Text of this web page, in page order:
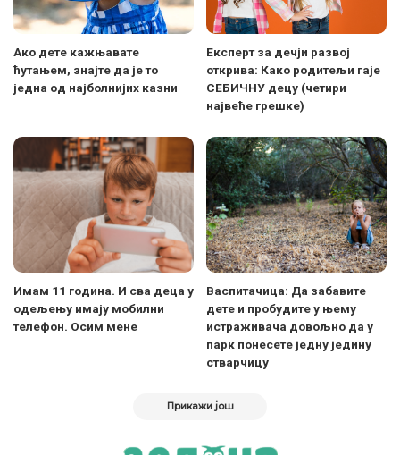
Ако дете кажњавате
ћутањем, знајте да је то
једна од најболнијих казни
Експерт за дечји развој
открива: Како родитељи гаје
СЕБИЧНУ децу (четири
највеће грешке)
Имам 11 година. И сва деца у
одељењу имају мобилни
телефон. Осим мене
Васпитачица: Да забавите
дете и пробудите у њему
истраживача довољно да у
парк понесете једну једину
стварчицу
Прикажи још